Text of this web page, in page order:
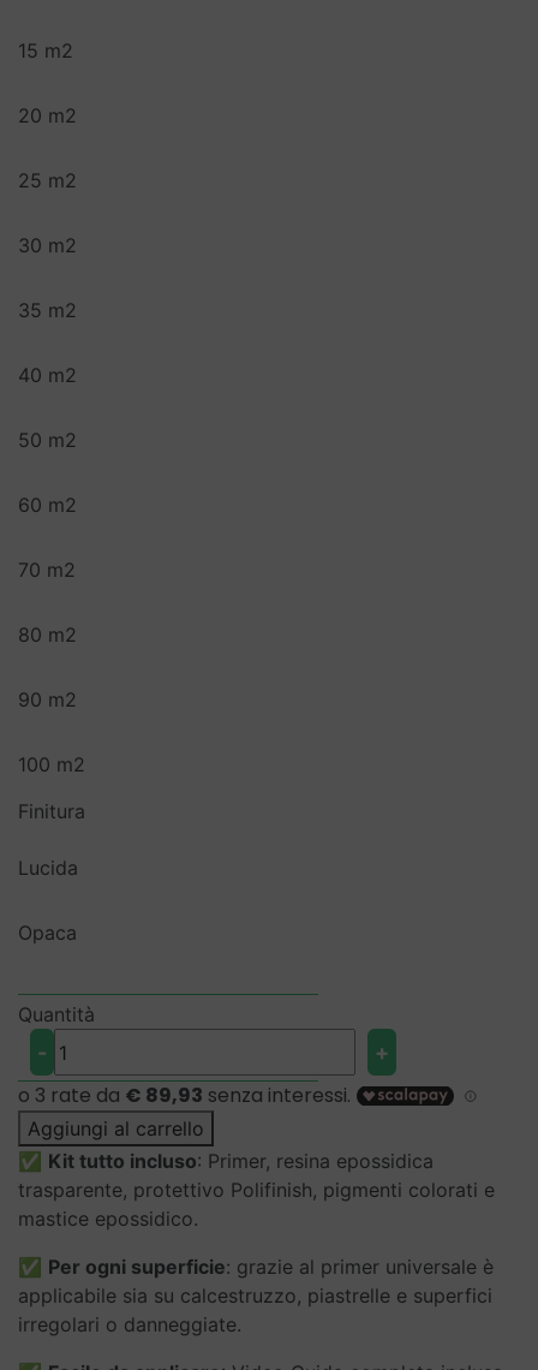
15 m2
20 m2
25 m2
30 m2
35 m2
40 m2
50 m2
60 m2
70 m2
80 m2
90 m2
100 m2
Finitura
Lucida
Opaca
Quantità
completo
per
pavimenti
in
Resina
quantità
- +
Aggiungi al carrello
✅ Kit tutto incluso: Primer, resina epossidica
trasparente, protettivo Polifinish, pigmenti colorati e
mastice epossidico.
✅ Per ogni superficie: grazie al primer universale è
applicabile sia su calcestruzzo, piastrelle e superfici
irregolari o danneggiate.